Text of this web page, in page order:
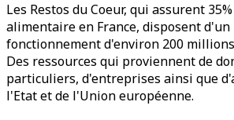
Les Restos du Coeur, qui assurent
alimentaire en France, disposent d'un
fonctionnement d'environ 200
Des ressources qui proviennent de
particuliers, d'entreprises ainsi que
l'Etat et de l'Union européenne.